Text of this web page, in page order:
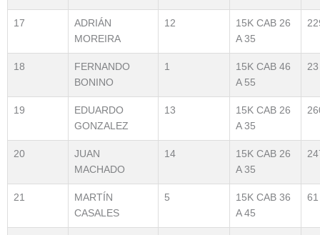
17
ADRIÁN
MOREIRA
12
15K CAB 26
A 35
18
FERNANDO
BONINO
1
15K CAB 46
A 55
23
19
EDUARDO
GONZALEZ
13
15K CAB 26
A 35
20
JUAN
MACHADO
14
15K CAB 26
A 35
21
MARTÍN
CASALES
5
15K CAB 36
A 45
61